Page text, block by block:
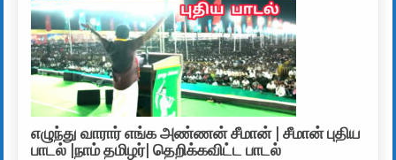
எழுந்து வாரார் எங்க அண்ணன் சீமான் | சீமான் புதிய
பாடல் |நாம் தமிழர்| தெறிக்கவிட்ட பாடல்